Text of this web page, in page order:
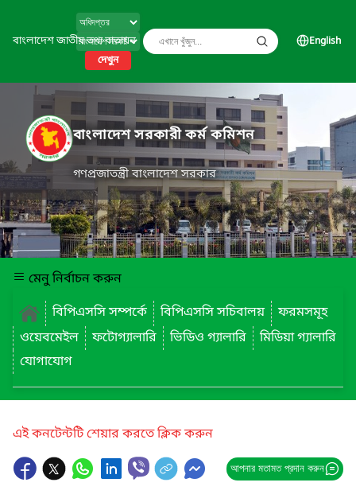
বাংলাদেশ জাতীয় তথ্য বাতায়ন
দেখুন
English
বাংলাদেশ সরকারী কর্ম কমিশন
গণপ্রজাতন্ত্রী বাংলাদেশ সরকার
মেনু নির্বাচন করুন
বিপিএসসি সম্পর্কে
বিপিএসসি সচিবালয়
ফরমসমূহ
ওয়েবমেইল
ফটোগ্যালারি ভিডিও গ্যালারি
মিডিয়া গ্যালারি
যোগাযোগ
এই কনটেন্টটি শেয়ার করতে ক্লিক করুন
আপনার মতামত প্রদান করুন